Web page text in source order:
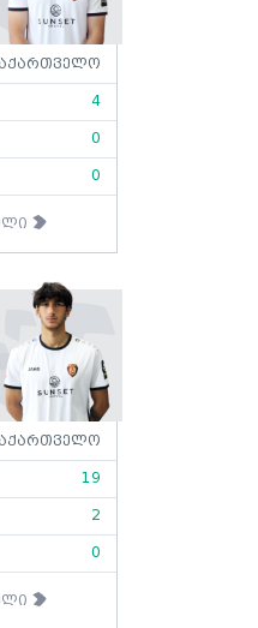
4
0
0
19
2
0